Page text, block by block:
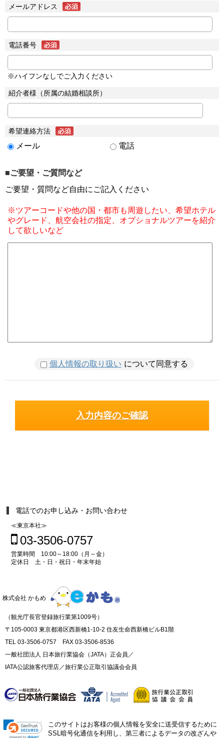
メールアドレス
電話番号
※ハイフンなしでご入力ください
紹介者様（所属の結婚相談所）
希望連絡方法
メール 電話
■ご要望・ご質問など
ご要望・質問など自由にご記入ください
※ツアーコードや他の国・都市も周遊したい、希望ホテル
やグレード、航空会社の指定、オプショナルツアーを紹介
して欲しいなど
個人情報の取り扱い について同意する
電話でのお申し込み・お問い合わせ
≪東京本社≫
03-3506-0757
営業時間 10:00～18:00（月～金）
定休日 土・日・祝日・年末年始
株式会社 かもめ
（観光庁長官登録旅行業第1009号）
〒105-0003 東京都港区西新橋1-10-2 住友生命西新橋ビルB1階
TEL 03-3506-0757 FAX 03-3506-8536
一般社団法人 日本旅行業協会（JATA）正会員／
IATA公認旅客代理店／旅行業公正取引協議会会員
このサイトはお客様の個人情報を安全に送受信するために
SSL暗号化通信を利用し、第三者によるデータの改ざんや